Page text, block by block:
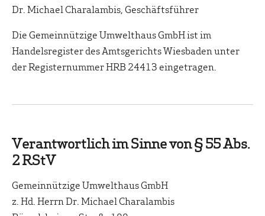
Dr. Michael Charalambis, Geschäftsführer
Die Gemeinnützige Umwelthaus GmbH ist im
Handelsregister des Amtsgerichts Wiesbaden unter
der Registernummer HRB 24413 eingetragen.
Verantwortlich im Sinne von § 55 Abs.
2 RStV
Gemeinnützige Umwelthaus GmbH
z. Hd. Herrn Dr. Michael Charalambis